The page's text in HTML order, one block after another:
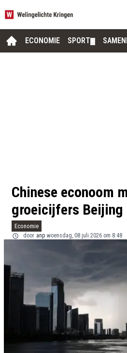
ECONOMIE SPORT
Chinese econoom
groeicijfers Beijing
Economie
door anp woensdag, 08 juli 2026 om 8:48